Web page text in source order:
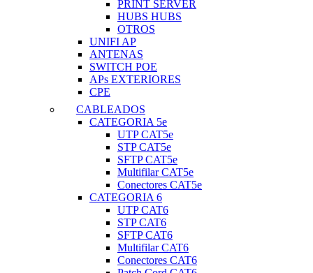
PRINT SERVER
HUBS HUBS
OTROS
UNIFI AP
ANTENAS
SWITCH POE
APs EXTERIORES
CPE
CABLEADOS
CATEGORIA 5e
UTP CAT5e
STP CAT5e
SFTP CAT5e
Multifilar CAT5e
Conectores CAT5e
CATEGORIA 6
UTP CAT6
STP CAT6
SFTP CAT6
Multifilar CAT6
Conectores CAT6